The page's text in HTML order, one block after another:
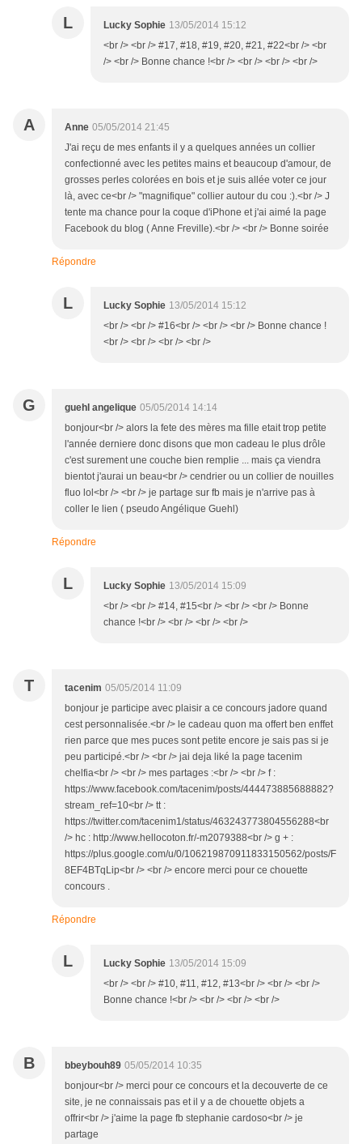
L Lucky Sophie 13/05/2014 15:12
<br /> <br /> #17, #18, #19, #20, #21, #22<br /> <br
/> <br /> Bonne chance !<br /> <br /> <br /> <br />
A Anne 05/05/2014 21:45
J'ai reçu de mes enfants il y a quelques années un collier
confectionné avec les petites mains et beaucoup d'amour, de
grosses perles colorées en bois et je suis allée voter ce jour
là, avec ce<br /> "magnifique" collier autour du cou :).<br /> J
tente ma chance pour la coque d'iPhone et j'ai aimé la page
Facebook du blog ( Anne Freville).<br /> <br /> Bonne soirée
Répondre
L Lucky Sophie 13/05/2014 15:12
<br /> <br /> #16<br /> <br /> <br /> Bonne chance !
<br /> <br /> <br /> <br />
G guehl angelique 05/05/2014 14:14
bonjour<br /> alors la fete des mères ma fille etait trop petite
l'année derniere donc disons que mon cadeau le plus drôle
c'est surement une couche bien remplie ... mais ça viendra
bientot j'aurai un beau<br /> cendrier ou un collier de nouilles
fluo lol<br /> <br /> je partage sur fb mais je n'arrive pas à
coller le lien ( pseudo Angélique Guehl)
Répondre
L Lucky Sophie 13/05/2014 15:09
<br /> <br /> #14, #15<br /> <br /> <br /> Bonne
chance !<br /> <br /> <br /> <br />
T tacenim 05/05/2014 11:09
bonjour je participe avec plaisir a ce concours jadore quand
cest personnalisée.<br /> le cadeau quon ma offert ben enffet
rien parce que mes puces sont petite encore je sais pas si je
peu participé.<br /> <br /> jai deja liké la page tacenim
chelfia<br /> <br /> mes partages :<br /> <br /> f :
https://www.facebook.com/tacenim/posts/444473885688882?
stream_ref=10<br /> tt :
https://twitter.com/tacenim1/status/463243773804556288<br
/> hc : http://www.hellocoton.fr/-m2079388<br /> g + :
https://plus.google.com/u/0/106219870911833150562/posts/F
8EF4BTqLip<br /> <br /> encore merci pour ce chouette
concours .
Répondre
L Lucky Sophie 13/05/2014 15:09
<br /> <br /> #10, #11, #12, #13<br /> <br /> <br />
Bonne chance !<br /> <br /> <br /> <br />
B bbeybouh89 05/05/2014 10:35
bonjour<br /> merci pour ce concours et la decouverte de ce
site, je ne connaissais pas et il y a de chouette objets a
offrir<br /> j'aime la page fb stephanie cardoso<br /> je
partage